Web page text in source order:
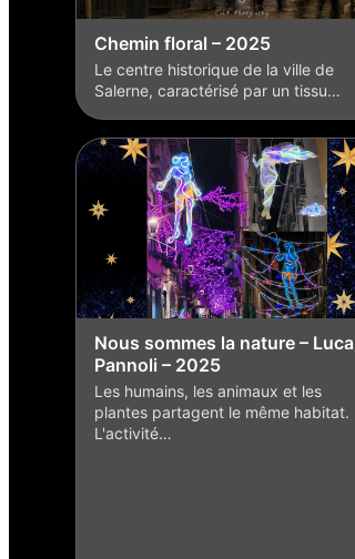
Chemin floral – 2025
Le centre historique de la ville de
Salerne, caractérisé par un tissu…
Nous sommes la nature – Luca
Pannoli – 2025
Les humains, les animaux et les
plantes partagent le même habitat.
L'activité…